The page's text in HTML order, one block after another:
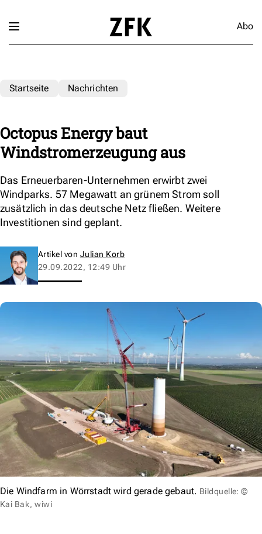
Abo
Startseite Nachrichten
Octopus Energy baut
Windstromerzeugung aus
Das Erneuerbaren-Unternehmen erwirbt zwei
Windparks. 57 Megawatt an grünem Strom soll
zusätzlich in das deutsche Netz fließen. Weitere
Investitionen sind geplant.
Artikel von Julian Korb
29.09.2022, 12:49 Uhr
Die Windfarm in Wörrstadt wird gerade gebaut. Bildquelle: ©
Kai Bak, wiwi